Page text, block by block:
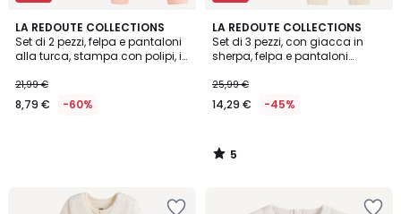
LA REDOUTE COLLECTIONS
Set di 2 pezzi, felpa e pantaloni
alla turca, stampa con polipi, in
21,99 €
8,79 € -60%
LA REDOUTE COLLECTIONS
Set di 3 pezzi, con giacca in
sherpa, felpa e pantaloni
25,99 €
14,29 € -45%
5
/
5
5
/